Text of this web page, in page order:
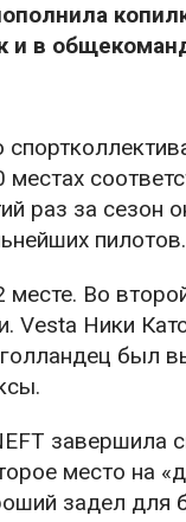
и в
раз за сезон
пилотов.
Во
Ники
был
место на
задел для